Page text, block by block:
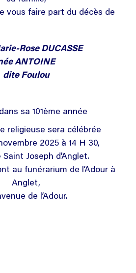
vous faire part du décès de
Rose DUCASSE
ANTOINE
dite Foulou
sa 101ème année
religieuse sera célébrée
2025 à 14 H 30,
Saint Joseph d’Anglet.
au funérarium de l’Adour à
Anglet,
de l’Adour.